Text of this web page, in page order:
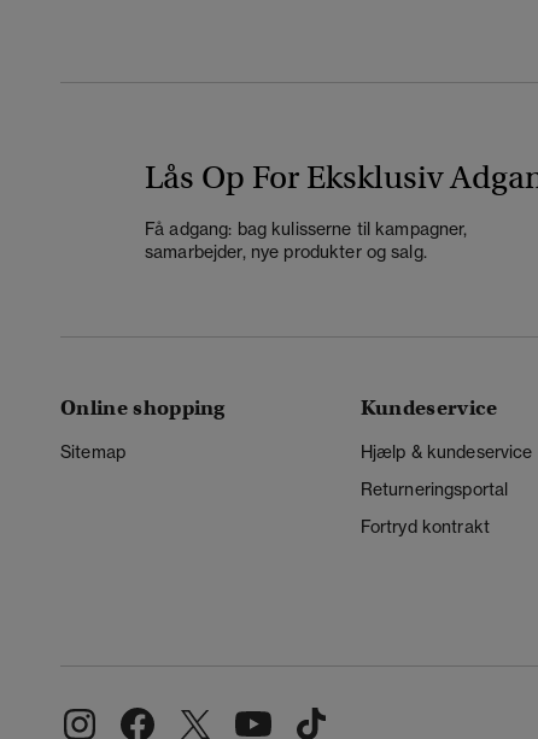
Lås Op For Eksklusiv
Få adgang: bag kulisserne til kampagner,
samarbejder, nye produkter og salg.
Online shopping
Sitemap
Kundeservice
Hjælp & kundeservice
Returneringsportal
Fortryd kontrakt